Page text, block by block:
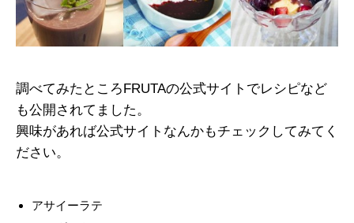
調べてみたところFRUTAの公式サイトでレシピなど
も公開されてました。
興味があれば公式サイトなんかもチェックしてみてく
ださい。
アサイーラテ